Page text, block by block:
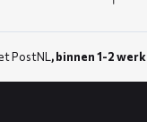
PostNL, binnen 1-2